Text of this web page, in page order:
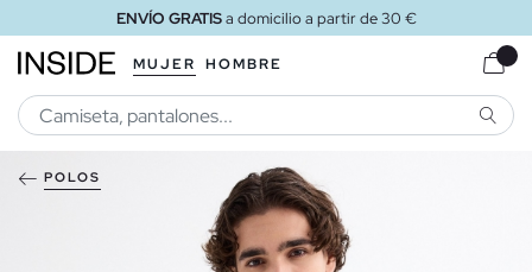
ENVÍO GRATISa domicilio a partir de 30 €
MUJER HOMBRE
POLOS